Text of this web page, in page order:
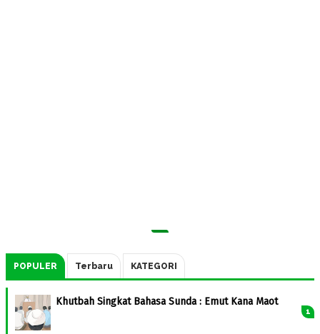
POPULER Terbaru KATEGORI
Khutbah Singkat Bahasa Sunda : Emut Kana Maot